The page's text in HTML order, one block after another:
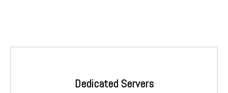
Dedicated Servers